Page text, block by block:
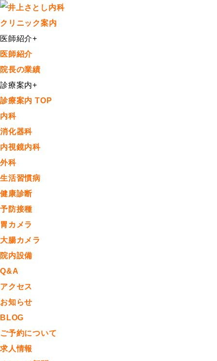
クリニック案内
医師紹介+
医師紹介
院長の業績
診療案内+
診療案内 TOP
内科
消化器科
内視鏡内科
外科
生活習慣病
健康診断
予防接種
胃カメラ
大腸カメラ
院内設備
Q&A
アクセス
お知らせ
BLOG
ご予約について
求人情報